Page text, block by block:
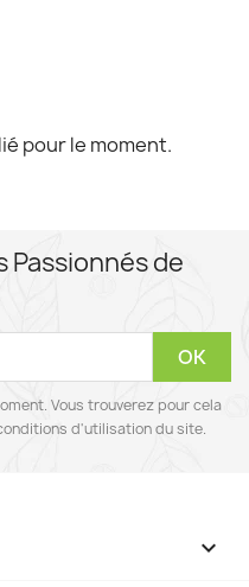
pour le moment.
Passionnés de
Vous trouverez pour cela
d'utilisation du site.
